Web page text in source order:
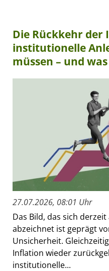
Die Rückkehr
institutionelle
müssen – und
27.07.2026, 08:01 Uhr
Das Bild, das sich
abzeichnet ist geprägt
Unsicherheit.
Inflation wieder
institutionelle...